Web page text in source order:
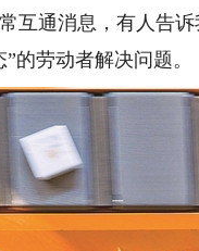
通消息，有人告诉
的劳动者解决问题。